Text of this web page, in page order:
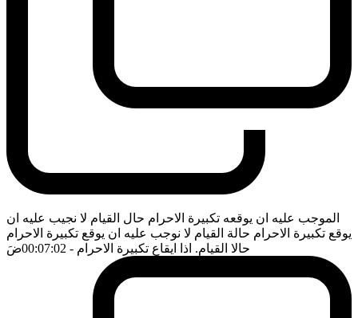
الموجب عليه ان يوقعه تكبيرة الاحرام حال القيام لا نجيب عليه ان
يوقع تكبيرة الاحرام حالة القيام لا نوجب عليه ان يوقع تكبيرة الاحرام
حالا القيام. اذا ايقاع تكبيرة الاحرام - 00:07:02 ضَ